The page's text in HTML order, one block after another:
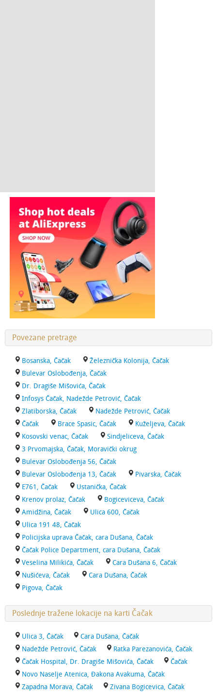
Povezane pretrage
Bosanska, Čačak
Železnička Kolonija, Čačak
Bulevar Oslobođenja, Čačak
Dr. Dragiše Mišovića, Čačak
Infosys Čačak, Nadežde Petrović, Čačak
Zlatiborska, Čačak
Nadežde Petrović, Čačak
Čačak
Brace Spasic, Čačak
Kuželjeva, Čačak
Kosovski venac, Čačak
Sindjeliceva, Čačak
3 Prvomajska, Čačak, Moravički okrug
Bulevar Oslobođenja 56, Čačak
Bulevar Oslobođenja 13, Čačak
Pivarska, Čačak
E761, Čačak
Ustanička, Čačak
Krenov prolaz, Čačak
Bogiceviceva, Čačak
Amidžina, Čačak
Ulica 600, Čačak
Ulica 191 48, Čačak
Policijska uprava Čačak, cara Dušana, Čačak
Čačak Police Department, cara Dušana, Čačak
Veselina Milikića, Čačak
Cara Dušana 6, Čačak
Nušićeva, Čačak
Cara Dušana, Čačak
Pigova, Čačak
Poslednje tražene lokacije na karti Čačak
Ulica 3, Čačak
Cara Dušana, Čačak
Nadežde Petrović, Čačak
Ratka Parezanovića, Čačak
Čačak Hospital, Dr. Dragiše Mišovića, Čačak
Čačak
Novo Naselje Atenica, Đakona Avakuma, Čačak
Zapadna Morava, Čačak
Zivana Bogicevica, Čačak